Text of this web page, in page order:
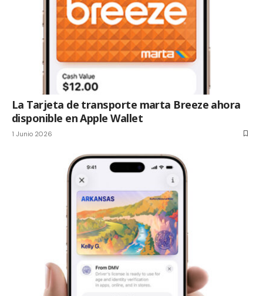
La Tarjeta de transporte marta Breeze ahora
disponible en Apple Wallet
1 Junio 2026